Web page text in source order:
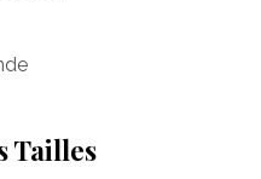
Tailles